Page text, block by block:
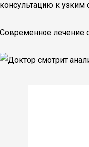
консультацию к узким
Современное лечение